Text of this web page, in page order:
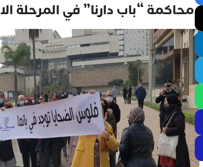
محاكمة “باب دارنا” في المرحلة